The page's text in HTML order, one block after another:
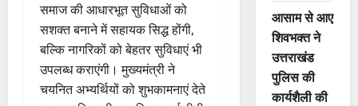
समाज की आधारभूत सुविधाओं को
सशक्त बनाने में सहायक सिद्ध होंगी,
बल्कि नागरिकों को बेहतर सुविधाएं भी
उपलब्ध कराएंगी। मुख्यमंत्री ने
चयनित अभ्यर्थियों को शुभकामनाएं देते
आसाम से आए
शिवभक्त ने
उत्तराखंड
पुलिस की
कार्यशैली की